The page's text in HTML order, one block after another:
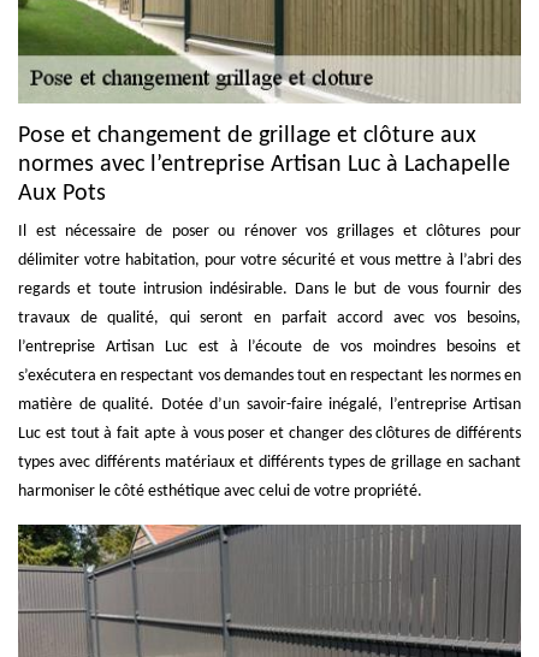
Pose et changement de grillage et clôture aux
normes avec l’entreprise Artisan Luc à Lachapelle
Aux Pots
Il est nécessaire de poser ou rénover vos grillages et clôtures pour
délimiter votre habitation, pour votre sécurité et vous mettre à l’abri des
regards et toute intrusion indésirable. Dans le but de vous fournir des
travaux de qualité, qui seront en parfait accord avec vos besoins,
l’entreprise Artisan Luc est à l’écoute de vos moindres besoins et
s’exécutera en respectant vos demandes tout en respectant les normes en
matière de qualité. Dotée d’un savoir-faire inégalé, l’entreprise Artisan
Luc est tout à fait apte à vous poser et changer des clôtures de différents
types avec différents matériaux et différents types de grillage en sachant
harmoniser le côté esthétique avec celui de votre propriété.